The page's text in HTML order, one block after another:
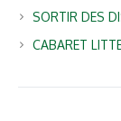
SORTIR DES
CABARET